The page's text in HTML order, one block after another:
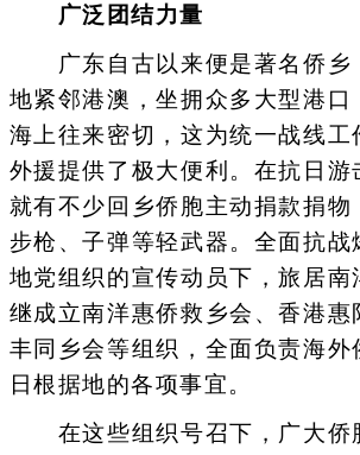
广泛团结力量
广东自古以来便是著名侨乡
地紧邻港澳，坐拥众多大型港口
海上往来密切，这为统一战线工
外援提供了极大便利。在抗日游
就有不少回乡侨胞主动捐款捐物
步枪、子弹等轻武器。全面抗战
地党组织的宣传动员下，旅居南
继成立南洋惠侨救乡会、香港惠
丰同乡会等组织，全面负责海外
日根据地的各项事宜。
在这些组织号召下，广大侨